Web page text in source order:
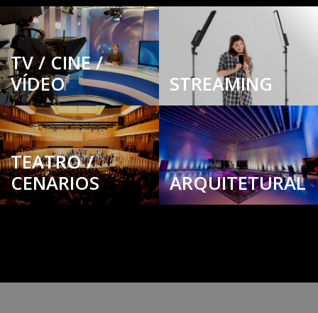
TV / CINE /
VÍDEO
STREAMING
TEATRO /
CENARIOS
ARQUITETURAL